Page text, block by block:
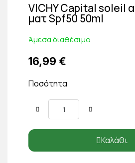
VICHY Capital soleil
ματ Spf50 50ml
Άμεσα διαθέσιμο
16,99 €
Ποσότητα
Καλάθι